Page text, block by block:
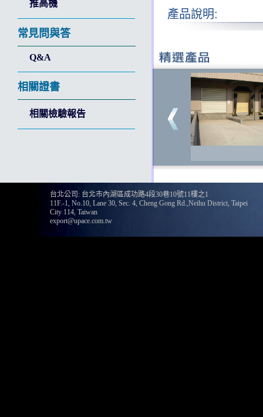
推高機
常見問與答
Q&A
相關證書
相關檢驗報告
產品說明:
台北公司: 台北市內湖區成功路4段30巷10號11樓之1
11F.-1, No.10, Lane 30, Sec. 4, Cheng Gong Rd.,Neihu District, Taipei
City 114, Taiwan
export@upace.com.tw